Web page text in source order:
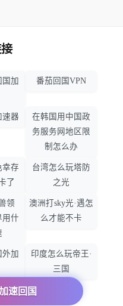
速回国
加
番茄回国VPN
速器
在韩国用中国政
务服务网地区限
制怎么办
幸存
了
台湾怎么玩塔防
之光
领
用什
澳洲打sky光·遇怎
么才能不卡
外加
印度怎么玩帝王·
三国